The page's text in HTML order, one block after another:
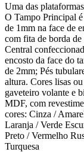
Uma das
O Tampo Principal
de 1mm na face de
com fita de borda
Central
encosto da face do
de 2mm; Pés
altura. Cores lisas
gaveteiro volante e
MDF, com
cores: Cinza /
Laranja / Verde
Preto / Vermelho
Turquesa